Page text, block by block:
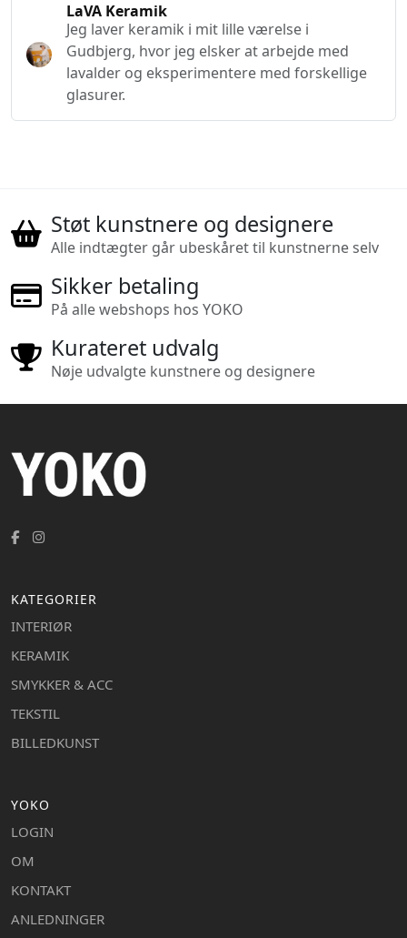
LaVA Keramik
Jeg laver keramik i mit lille værelse i
Gudbjerg, hvor jeg elsker at arbejde med
lavalder og eksperimentere med forskellige
glasurer.
Støt kunstnere og designere
Alle indtægter går ubeskåret til kunstnerne selv
Sikker betaling
På alle webshops hos YOKO
Kurateret udvalg
Nøje udvalgte kunstnere og designere
KATEGORIER
INTERIØR
KERAMIK
SMYKKER & ACC
TEKSTIL
BILLEDKUNST
YOKO
LOGIN
OM
KONTAKT
ANLEDNINGER